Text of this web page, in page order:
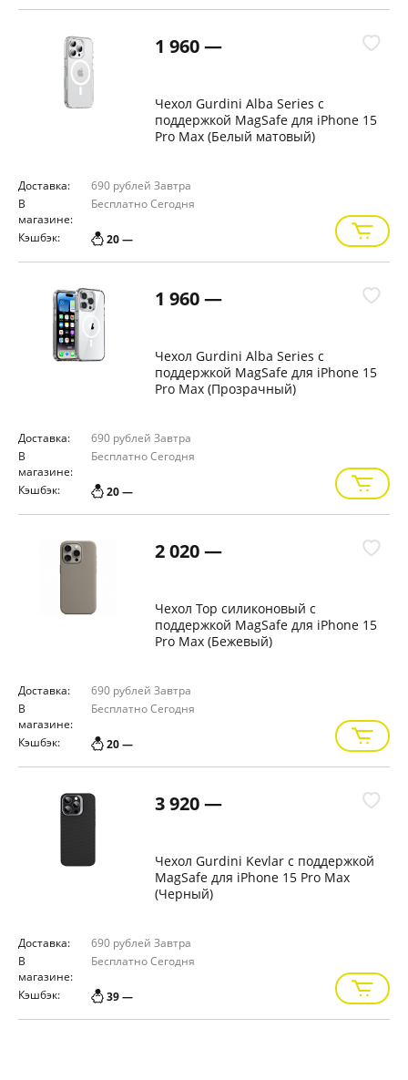
1 960 —
Чехол Gurdini Alba Series с
поддержкой MagSafe для iPhone 15
Pro Max (Белый матовый)
Доставка: 690 рублей Завтра
В
магазине:
БесплатноСегодня
Кэшбэк: 20 —
1 960 —
Чехол Gurdini Alba Series с
поддержкой MagSafe для iPhone 15
Pro Max (Прозрачный)
Доставка: 690 рублей Завтра
В
магазине:
БесплатноСегодня
Кэшбэк: 20 —
2 020 —
Чехол Тор силиконовый с
поддержкой MagSafe для iPhone 15
Pro Max (Бежевый)
Доставка: 690 рублей Завтра
В
магазине:
БесплатноСегодня
Кэшбэк: 20 —
3 920 —
Чехол Gurdini Kevlar с поддержкой
MagSafe для iPhone 15 Pro Max
(Черный)
Доставка: 690 рублей Завтра
В
магазине:
БесплатноСегодня
Кэшбэк: 39 —